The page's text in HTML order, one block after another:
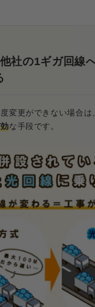
社の1ギガ回線
変更ができない場合は
な手段です。